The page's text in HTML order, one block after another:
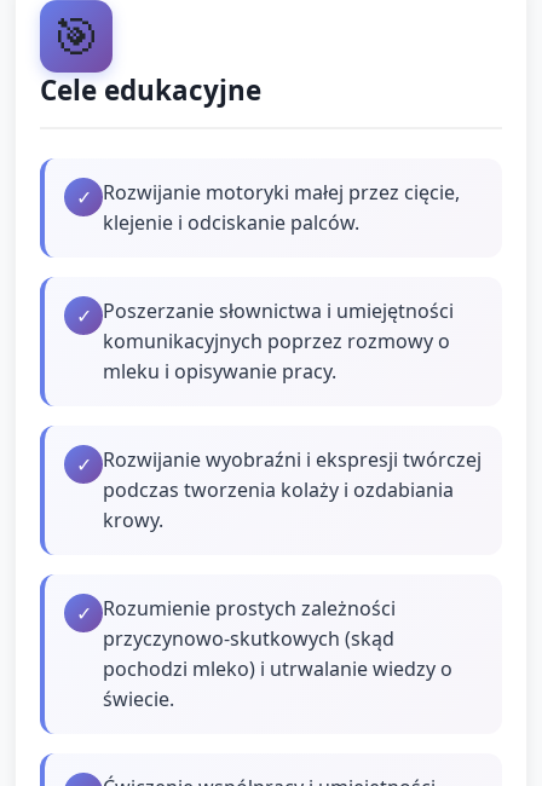
🎯
Cele edukacyjne
✓ Rozwijanie motoryki małej przez cięcie,
klejenie i odciskanie palców.
✓ Poszerzanie słownictwa i umiejętności
komunikacyjnych poprzez rozmowy o
mleku i opisywanie pracy.
✓ Rozwijanie wyobraźni i ekspresji twórczej
podczas tworzenia kolaży i ozdabiania
krowy.
✓ Rozumienie prostych zależności
przyczynowo-skutkowych (skąd
pochodzi mleko) i utrwalanie wiedzy o
świecie.